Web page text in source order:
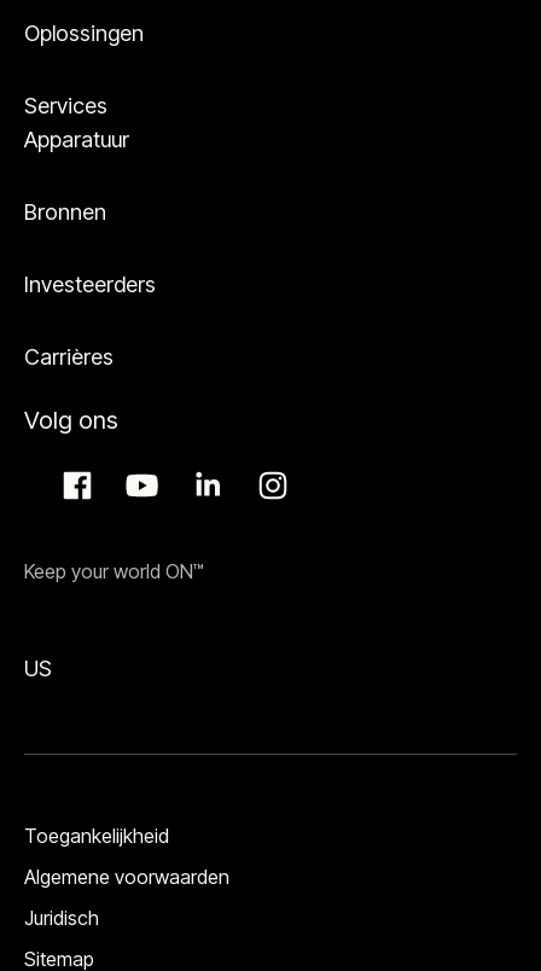
Oplossingen
Services
Apparatuur
Bronnen
Investeerders
Carrières
Volg ons
Keep your world ON™
US
Toegankelijkheid
Algemene voorwaarden
Juridisch
Sitemap